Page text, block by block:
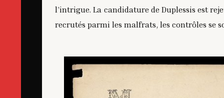
l’intrigue. La candidature de Duplessis est
recrutés parmi les malfrats, les contrôles se